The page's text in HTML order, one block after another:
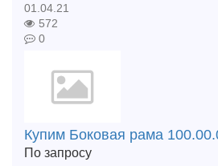
01.04.21
572
0
Купим Боковая рама
По запросу